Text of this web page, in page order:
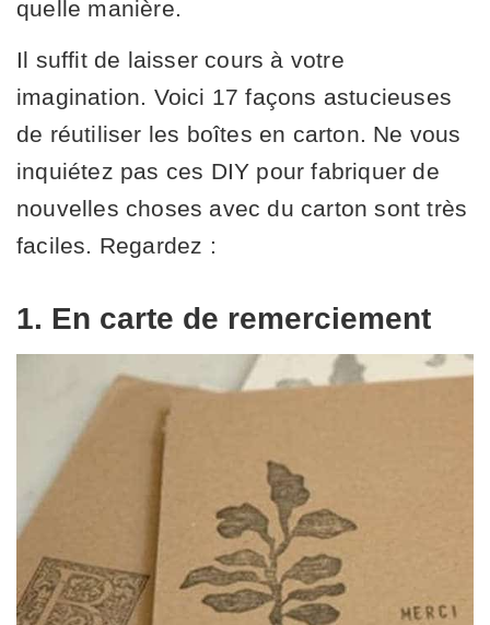
quelle manière.
Il suffit de laisser cours à votre
imagination. Voici 17 façons astucieuses
de réutiliser les boîtes en carton. Ne vous
inquiétez pas ces DIY pour fabriquer de
nouvelles choses avec du carton sont très
faciles. Regardez :
1. En carte de remerciement